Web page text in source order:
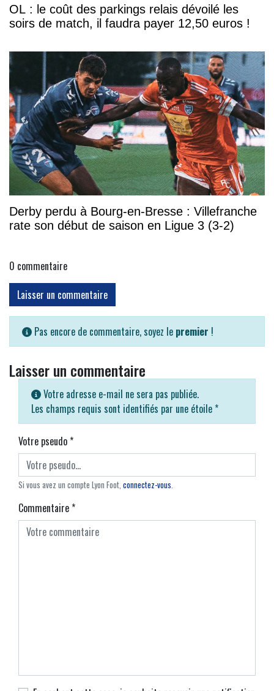
OL : le coût des parkings relais dévoilé les
soirs de match, il faudra payer 12,50 euros !
Derby perdu à Bourg-en-Bresse : Villefranche
rate son début de saison en Ligue 3 (3-2)
0 commentaire
Laisser un commentaire
Pas encore de commentaire, soyez le premier !
Laisser un commentaire
Votre adresse e-mail ne sera pas publiée.
Les champs requis sont identifiés par une étoile *
Votre pseudo*
Si vous avez un compte Lyon Foot, connectez-vous.
Commentaire*